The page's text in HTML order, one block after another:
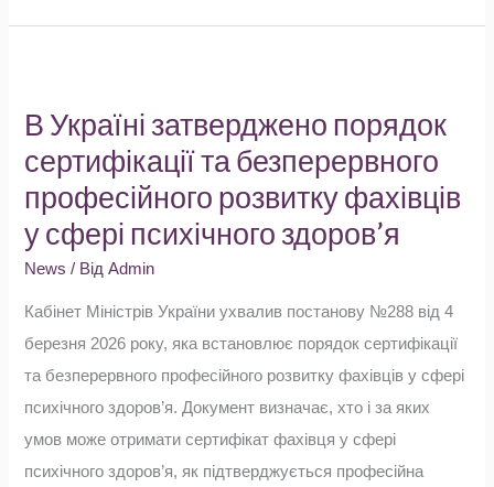
В Україні затверджено порядок
сертифікації та безперервного
професійного розвитку фахівців
у сфері психічного здоров’я
News / ВідAdmin
Кабінет Міністрів України ухвалив постанову №288 від 4
березня 2026 року, яка встановлює порядок сертифікації
та безперервного професійного розвитку фахівців у сфері
психічного здоров’я. Документ визначає, хто і за яких
умов може отримати сертифікат фахівця у сфері
психічного здоров’я, як підтверджується професійна
затверджено
порядок
сертифікації
та
безперервного
розвитку
фахівців
у
сфері
психічного
здоров’я